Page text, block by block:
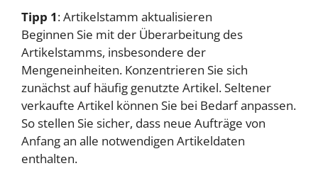
Tipp 1: Artikelstamm aktualisieren
Beginnen Sie mit der Überarbeitung des
Artikelstamms, insbesondere der
Mengeneinheiten. Konzentrieren Sie sich
zunächst auf häufig genutzte Artikel. Seltener
verkaufte Artikel können Sie bei Bedarf anpassen.
So stellen Sie sicher, dass neue Aufträge von
Anfang an alle notwendigen Artikeldaten
enthalten.